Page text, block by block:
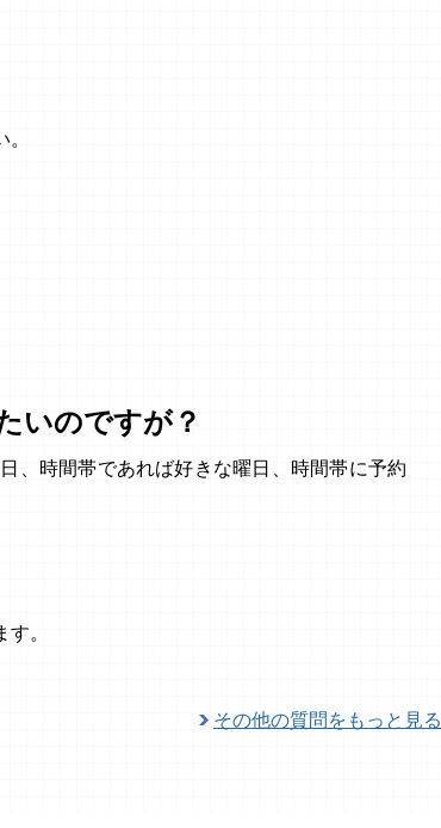
いのですが？
、時間帯であれば好きな曜日、時間帯に予約
。
その他の質問をもっと見る